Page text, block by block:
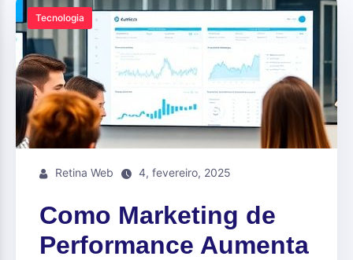
Tecnologia
Retina Web 4, fevereiro, 2025
Como Marketing de
Performance Aumenta